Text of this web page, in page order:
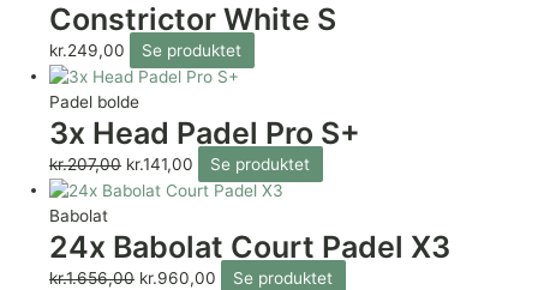
Constrictor White S
kr.249,00 Se produktet
Padel bolde
3x Head Padel Pro S+
kr.207,00 kr.141,00 Se produktet
Babolat
24x Babolat Court Padel X3
kr.1.656,00 kr.960,00 Se produktet